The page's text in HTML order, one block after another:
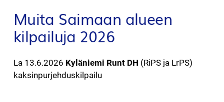
Muita Saimaan alueen
kilpailuja 2026
La 13.6.2026 Kyläniemi Runt DH (RiPS ja LrPS)
kaksinpurjehduskilpailu